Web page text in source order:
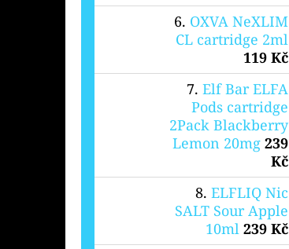
OXVA NeXLIM
CL cartridge 2ml
119 Kč
Elf Bar ELFA
Pods cartridge
2Pack Blackberry
Lemon 20mg 239
Kč
ELFLIQ Nic
SALT Sour Apple
10ml 239 Kč